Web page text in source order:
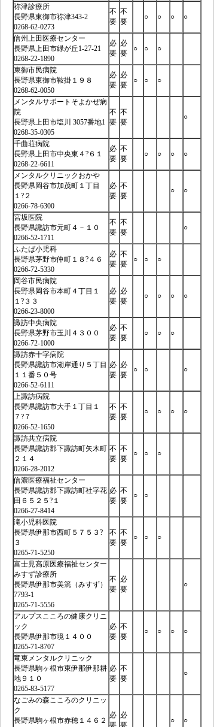
祢津診療所
長野県東御市祢津343-2
0268-62-0273
不
要
不
要
○ ○ ○ ○
信州上田医療センター
長野県上田市緑が丘1-27-21
0268-22-1890
必
要
必
要
○ ○ ○
東御市民病院
長野県東御市鞍掛１９８
0268-62-0050
必
要
必
要
○ ○ ○
メンタルサポートそよかぜ病
院
長野県上田市塩川 3057番地1
0268-35-0305
不
要
不
要
○
千曲荘病院
長野県上田市中央東４?６１
0268-22-6611
必
要
不
要
○ ○ ○ ○
メンタルクリニックおかや
長野県岡谷市加茂町１丁目
１?２
0266-78-6300
必
要
不
要
○ ○
宮坂医院
長野県諏訪市元町４－１０
0266-52-1711
不
要
不
要
○
ふたば小児科
長野県茅野市仲町１８?４６
0266-72-5330
必
要
不
要
○ ○ ○
岡谷市民病院
長野県岡谷市本町４丁目１
１?３３
0266-23-8000
必
要
必
要
○ ○ ○ ○
諏訪中央病院
長野県茅野市玉川４３００
0266-72-1000
必
要
不
要
○ ○ ○
諏訪赤十字病院
長野県諏訪市湖岸通り５丁目
１１番５０号
0266-52-6111
必
要
必
要
○ ○ ○
上諏訪病院
長野県諏訪市大手１丁目１
７?７
0266-52-1650
不
要
不
要
○ ○ ○ ○
諏訪共立病院
長野県諏訪郡下諏訪町矢木町
２１４
0266-28-2012
不
要
不
要
○ ○ ○
信濃医療福祉センター
長野県諏訪郡下諏訪町社字花
田６５２５?１
0266-27-8414
必
要
不
要
○ ○
滝小児科医院
長野県伊那市西町５７５３?
３
0265-71-5250
不
要
不
要
○ ○ ○
富士見高原医療福祉センター
みすず診療所
長野県伊那市美篶（みすず）
7793-1
0265-71-5556
不
要
必
要
○
アルプスこころの健康クリニ
ック
長野県伊那市境１４００
0265-71-8707
必
要
不
要
○ ○ ○ ○
竜東メンタルクリニック
長野県駒ヶ根市東伊那伊那耕
地９１０
0265-83-5177
必
要
不
要
○
なごみの森こころのクリニッ
ク
長野県駒ヶ根市赤穂１４６２
必
要
必
要
○ ○